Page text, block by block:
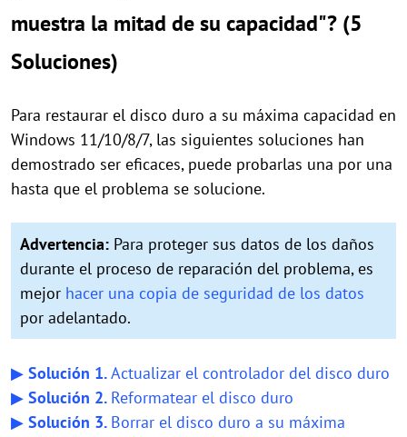
muestra la mitad de su capacidad"? (5
Soluciones)
Para restaurar el disco duro a su máxima capacidad en
Windows 11/10/8/7, las siguientes soluciones han
demostrado ser eficaces, puede probarlas una por una
hasta que el problema se solucione.
Advertencia: Para proteger sus datos de los daños
durante el proceso de reparación del problema, es
mejor hacer una copia de seguridad de los datos
por adelantado.
▶ Solución 1.Actualizar el controlador del disco duro
▶ Solución 2. Reformatear el disco duro
▶ Solución 3. Borrar el disco duro a su máxima